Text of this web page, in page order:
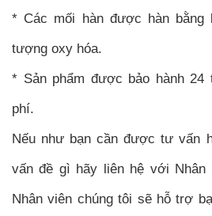
* Các mối hàn được hàn bằng
tượng oxy hóa.
* Sản phẩm được bảo hành 24
phí.
Nếu như bạn cần được tư vấn
vấn đề gì hãy liên hệ với Nhân
Nhân viên chúng tôi sẽ hỗ trợ